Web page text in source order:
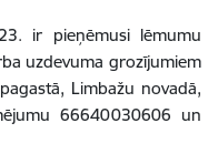
ir pieņēmusi lēmumu
uzdevuma grozījumiem
Limbažu novadā,
66640030606 un